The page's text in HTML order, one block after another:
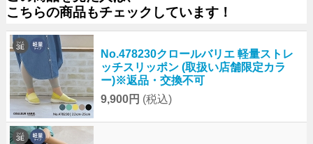
こちらの商品もチェックしています！
No.478230クロールバリエ 軽量ストレ
ッチスリッポン (取扱い店舗限定カラ
ー)※返品・交換不可
9,900円 (税込)